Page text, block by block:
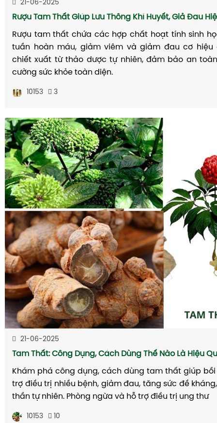
21-06-2025
Rượu Tam Thất Giúp Lưu Thông Khí Huyết, Giả Đau
Rượu tam thất chứa các hợp chất hoạt tính sinh
tuần hoàn máu, giảm viêm và giảm đau cơ hiệu
chiết xuất từ thảo dược tự nhiên, đảm bảo an
cường sức khỏe toàn diện.
10153 3
21-06-2025
Tam Thất: Công Dụng, Cách Dùng Thế Nào Là Hiệu
Khám phá công dụng, cách dùng tam thất giúp bồi
trợ điều trị nhiều bệnh, giảm đau, tăng sức đề
thần tự nhiên. Phòng ngừa và hỗ trợ điều trị ung thư
10153 10